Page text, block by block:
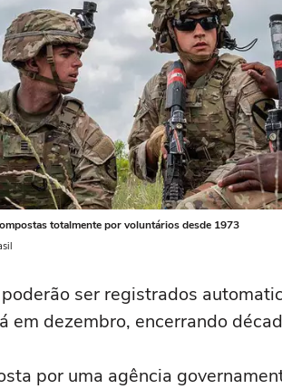
totalmente por voluntários desde 1973
ser registrados
em dezembro, encerrando
por uma agência